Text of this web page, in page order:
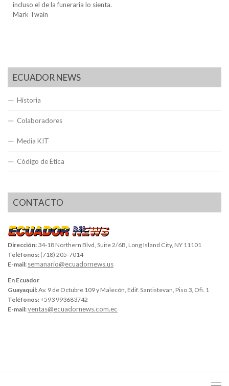
incluso el de la funeraria lo sienta.
Mark Twain
ECUADOR NEWS
Historia
Colaboradores
Media KIT
Código de Ética
CONTACTO
Dirección: 34-18 Northern Blvd, Suite 2/6B, Long Island City, NY 11101
Teléfonos: (718) 205-7014
E-mail: semanario@ecuadornews.us
En Ecuador
Guayaquil:Av. 9 de Octubre 109 y Malecón, Edif. Santistevan, Piso 3, Ofi. 1
Teléfonos:+593 993683742
E-mail:ventas@ecuadornews.com.ec